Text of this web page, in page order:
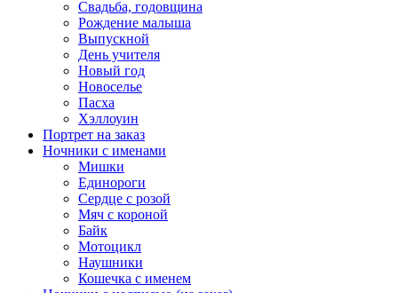
Свадьба, годовщина
Рождение малыша
Выпускной
День учителя
Новый год
Новоселье
Пасха
Хэллоуин
Портрет на заказ
Ночники с именами
Мишки
Единороги
Сердце с розой
Мяч с короной
Байк
Мотоцикл
Наушники
Кошечка с именем